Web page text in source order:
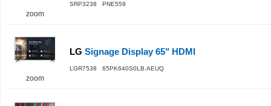
zoom
SRP3238 PNE559
zoom
LG Signage Display 65" HDMI
LGR7538 65PK640S0LB.AEUQ